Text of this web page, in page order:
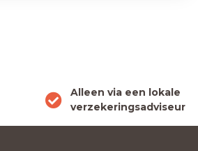
Alleen via een lokale
verzekeringsadviseur